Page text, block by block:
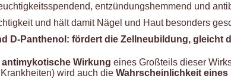
entzündungshemmend und
und hält damit Nägel und Haut besonders
D-Panthenol: fördert die Zellneubildung, gleicht
Wirkung eines Großteils dieser
wird auch die Wahrscheinlichkeit